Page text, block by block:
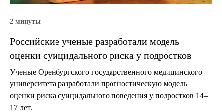
2 минуты
Российские ученые разработали модель
оценки суицидального риска у подростков
Ученые Оренбургского государственного медицинского
университета разработали прогностическую модель
оценки риска суицидального поведения у подростков 14–
17 лет.